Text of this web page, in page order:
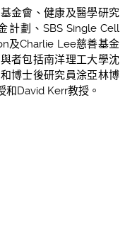
金會、健康及醫學研究
計劃、SBS Single Cell
及Charlie Lee慈善基金
者包括南洋理工大學沈
博士後研究員涂亞林博
David Kerr教授。